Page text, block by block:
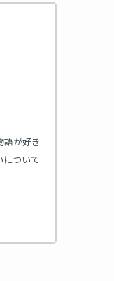
語が好き
について